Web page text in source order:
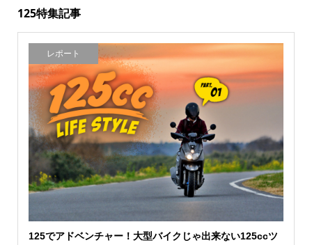
125特集記事
レポート
125でアドベンチャー！大型バイクじゃ出来ない125ccツ